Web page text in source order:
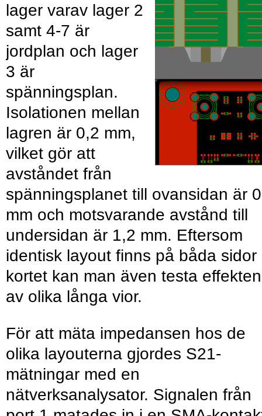
lager varav lager 2
samt 4-7 är
jordplan och lager
3 är
spänningsplan.
Isolationen mellan
lagren är 0,2 mm,
vilket gör att
avståndet från
spänningsplanet till ovansidan är
mm och motsvarande avstånd till
undersidan är 1,2 mm. Eftersom
identisk layout finns på båda sidor
kortet kan man även testa effekten
av olika långa vior.
För att mäta impedansen hos de
olika layouterna gjordes S21-
mätningar med en
nätverksanalysator. Signalen från